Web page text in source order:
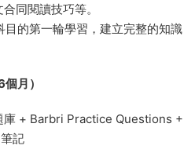
同閱讀技巧等。
目的第一輪學習，建立完整的知識
月）
庫 + Barbri Practice Questions +
記